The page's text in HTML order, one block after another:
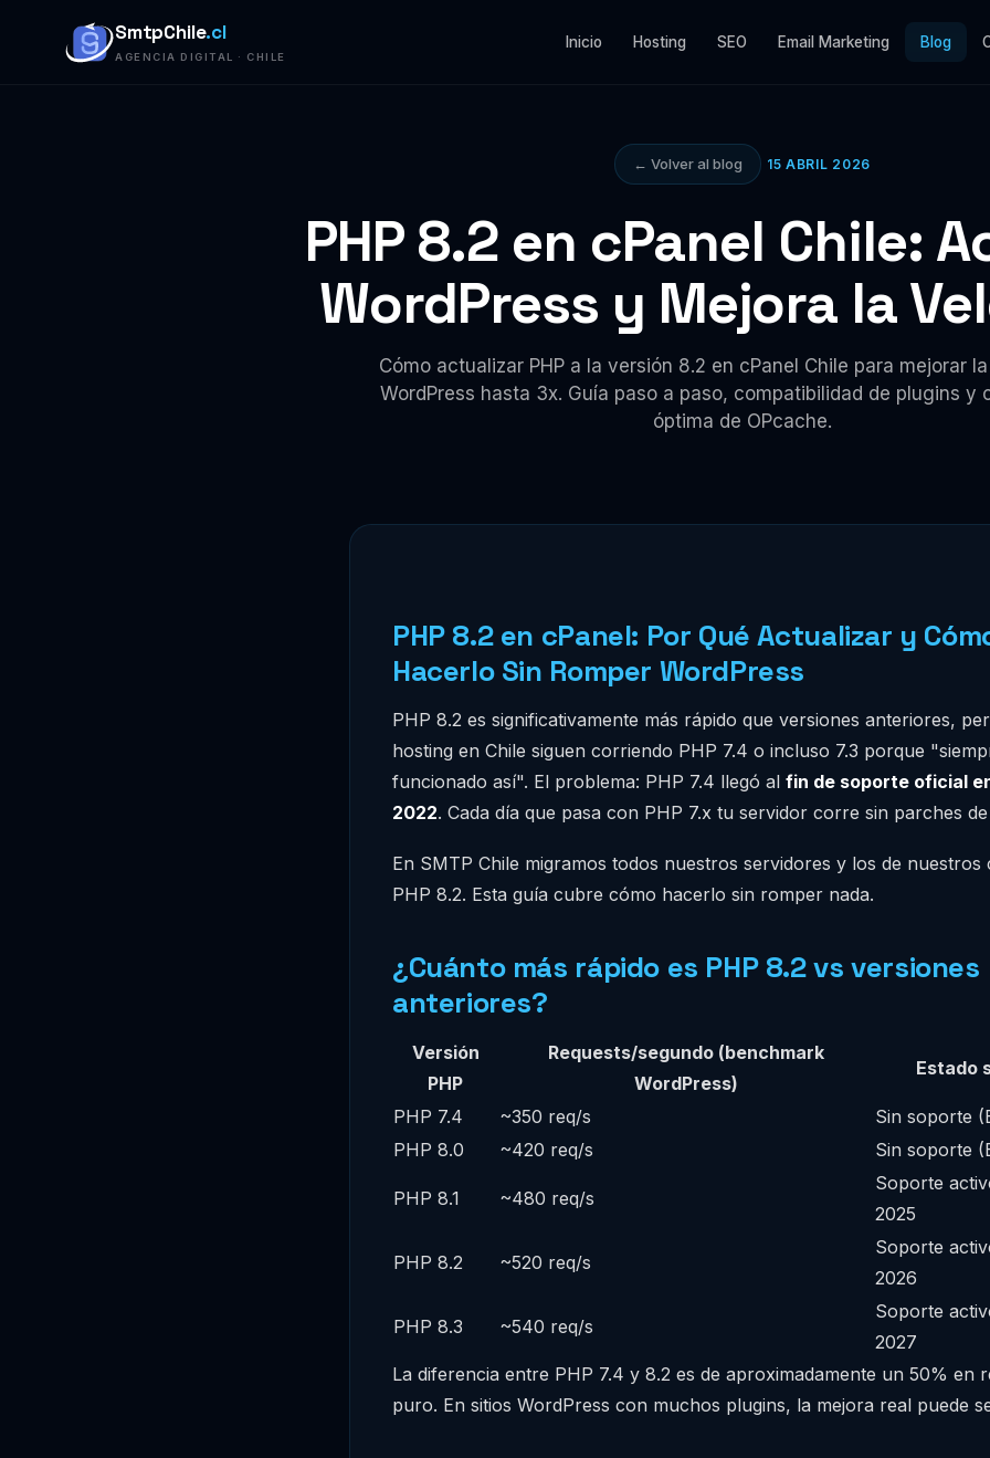
SmtpChile.cl
AGENCIA DIGITAL · CHILE
Inicio Hosting SEO Email Marketing Blog
← Volver al blog 15 ABRIL 2026
PHP 8.2 en cPanel Chile:
WordPress y Mejora la
Cómo actualizar PHP a la versión 8.2 en cPanel Chile para mejorar
WordPress hasta 3x. Guía paso a paso, compatibilidad de plugins y
óptima de OPcache.
PHP 8.2 en cPanel: Por Qué Actualizar y
Hacerlo Sin Romper WordPress
PHP 8.2 es significativamente más rápido que versiones anteriores,
hosting en Chile siguen corriendo PHP 7.4 o incluso 7.3 porque
funcionado así". El problema: PHP 7.4 llegó al fin de soporte oficial
2022. Cada día que pasa con PHP 7.x tu servidor corre sin parches
En SMTP Chile migramos todos nuestros servidores y los de nuestros
PHP 8.2. Esta guía cubre cómo hacerlo sin romper nada.
¿Cuánto más rápido es PHP 8.2 vs versiones
anteriores?
Versión
PHP
Requests/segundo (benchmark
WordPress)
Estado
PHP 7.4 ~350 req/s
Sin soporte
PHP 8.0
~420 req/s Sin soporte
PHP 8.1 ~480 req/s
Soporte
2025
PHP 8.2 ~520 req/s
Soporte
2026
PHP 8.3 ~540 req/s
Soporte
2027
La diferencia entre PHP 7.4 y 8.2 es de aproximadamente un 50% en
puro. En sitios WordPress con muchos plugins, la mejora real puede